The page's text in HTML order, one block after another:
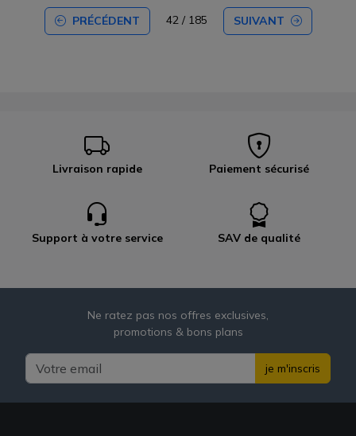
PRÉCÉDENT 42 / 185 SUIVANT
Livraison rapide Paiement sécurisé
Support à votre service SAV de qualité
Ne ratez pas nos offres exclusives,
promotions & bons plans
je m'inscris